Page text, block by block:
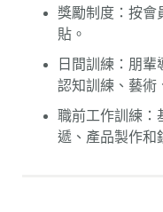
獎勵制度：按會
貼。
日間訓練：朋輩
認知訓練、藝術
職前工作訓練：
遞、產品製作和